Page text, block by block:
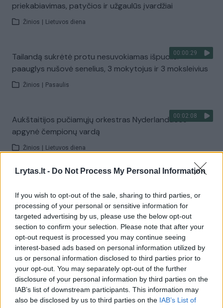
Lrytas.lt - Do Not Process My Personal Information
If you wish to opt-out of the sale, sharing to third parties, or
processing of your personal or sensitive information for
targeted advertising by us, please use the below opt-out
section to confirm your selection. Please note that after your
opt-out request is processed you may continue seeing
interest-based ads based on personal information utilized by
us or personal information disclosed to third parties prior to
your opt-out. You may separately opt-out of the further
disclosure of your personal information by third parties on the
IAB’s list of downstream participants. This information may
also be disclosed by us to third parties on the IAB’s List of
priekabiavimas, patyčios ir užgaulūs įvardžiai
Žinios Lietuvos diena
00:00:29
Tailandą sukrėtė protu nesuvokiamas išpuolis:
paauglys nušovė senelius, 3 mokytojus ir 3 moksleivius
Žinios Pasaulis
00:02:08
Aukštaitijos pučiamųjų orkestras Nyderlanduose
apgynė čempionų vardą
Žinios Lietuvos diena
Žiūrimiausi įrašai
00:00:30
Vaizdai iš tragiškos avarijos Vilniaus r.: dviejų moterų ir
vaiko gyvybių išgelbėti nepavyko
Žinios Lietuvos diena